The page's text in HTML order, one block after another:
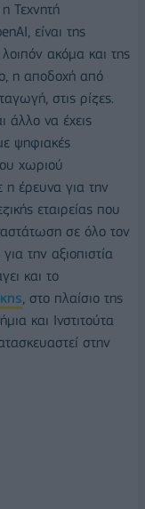
Τεχνητή
είναι της
ακόμα και της
η αποδοχή από
στις ρίζες.
άλλο να έχεις
ψηφιακές
χωριού
η έρευνα για την
εταιρείας που
σε όλο τον
την αξιοπιστία
και το
, στο πλαίσιο της
και Ινστιτούτα
στην